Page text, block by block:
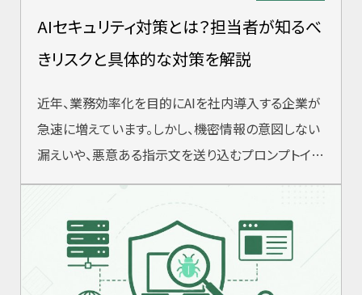
AIセキュリティ対策とは？担当者が知るべ
きリスクと具体的な対策を解説
近年、業務効率化を目的にAIを社内導入する企業が
急速に増えています。しかし、機密情報の意図しない
漏えいや、悪意ある指示文を送り込むプロンプトイン
ジェクション攻撃など、AI特有のセキ